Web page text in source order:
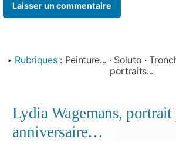
‣ Rubriques : Peinture... · Soluto ·
portraits...
Lydia Wagemans, portrait
anniversaire…